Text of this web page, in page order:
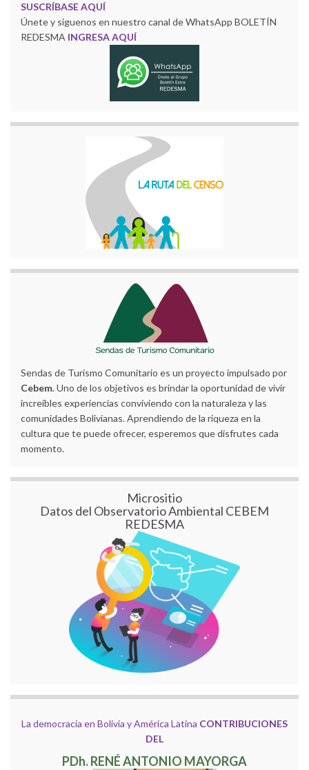
SUSCRÍBASE AQUÍ
Únete y siguenos en nuestro canal de WhatsApp BOLETÍN
REDESMA INGRESA AQUÍ
Sendas de Turismo Comunitario es un proyecto impulsado por
Cebem. Uno de los objetivos es brindar la oportunidad de vivir
increíbles experiencias conviviendo con la naturaleza y las
comunidades Bolivianas. Aprendiendo de la riqueza en la
cultura que te puede ofrecer, esperemos que disfrutes cada
momento.
Micrositio
Datos del Observatorio Ambiental CEBEM
REDESMA
La democracia en Bolivia y América Latina CONTRIBUCIONES
DEL
PDh. RENÉ ANTONIO MAYORGA